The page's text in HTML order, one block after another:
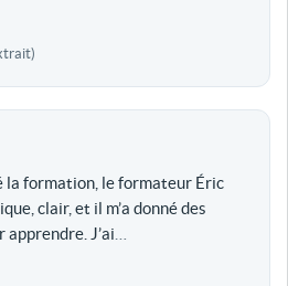
la formation, le formateur Éric
clair, et il m’a donné des
J’ai